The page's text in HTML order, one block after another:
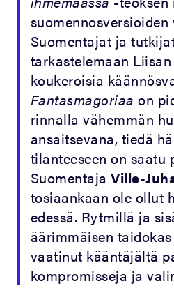
suomennosversioiden
Suomentajat ja
tarkastelemaan
koukeroisia
Fantasmagoriaa on
rinnalla vähemmän
ansaitsevana, tiedä
tilanteeseen on saatu
SuomentajaVille-
tosiaankaan ole ollut
edessä. Rytmillä ja
äärimmäisen
vaatinut kääntäjältä
kompromisseja ja